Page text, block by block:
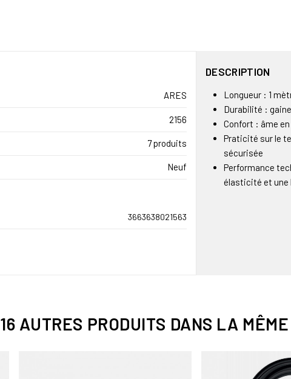
ARES
2156
7 produits
Neuf
3663638021563
DESCRIPTION
Longueur : 1
Durabilité :
Confort : âme
Praticité sur le
sécurisée
Performance
élasticité et une
16 AUTRES PRODUITS DANS LA